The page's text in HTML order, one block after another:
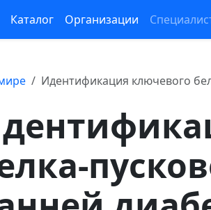
Каталог Организации
Идентификация ключевого